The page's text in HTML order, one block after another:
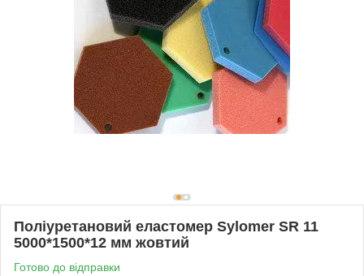
Поліуретановий еластомер Sylomer SR 11
5000*1500*12 мм жовтий
Готово до відправки